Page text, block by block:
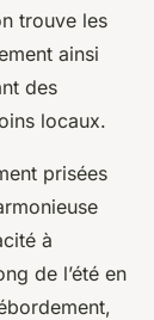
trouve les
ainsi
des
locaux.
prisées
à
de l’été en